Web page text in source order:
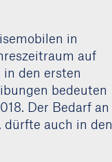
in
auf
in den ersten
bedeuten
Der Bedarf an
dürfte auch in den